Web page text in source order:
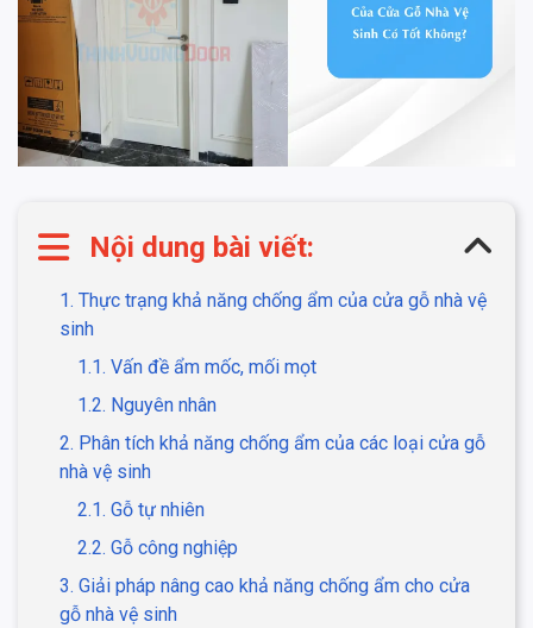
Nội dung bài viết:
1. Thực trạng khả năng chống ẩm của cửa gỗ nhà vệ
sinh
1.1. Vấn đề ẩm mốc, mối mọt
1.2. Nguyên nhân
2. Phân tích khả năng chống ẩm của các loại cửa gỗ
nhà vệ sinh
2.1. Gỗ tự nhiên
2.2. Gỗ công nghiệp
3. Giải pháp nâng cao khả năng chống ẩm cho cửa
gỗ nhà vệ sinh